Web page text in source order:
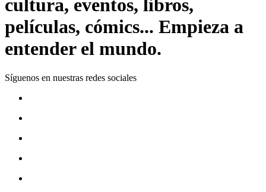
cultura, eventos, libros,
películas, cómics... Empieza a
entender el mundo.
Síguenos en nuestras redes sociales